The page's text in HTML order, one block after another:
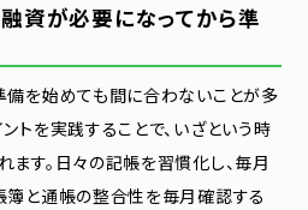
資が必要になってから準
備を始めても間に合わないことが多
トを実践することで、いざという時
す。日々の記帳を習慣化し、毎月
簿と通帳の整合性を毎月確認する